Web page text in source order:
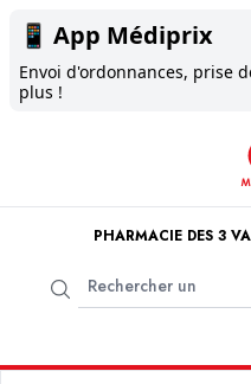
📱 App Médiprix
Envoi d'ordonnances, prise
plus !
PHARMACIE DES 3